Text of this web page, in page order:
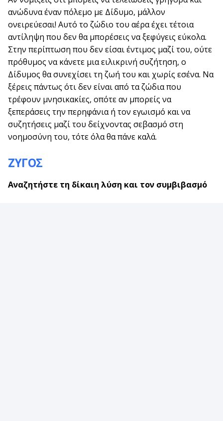
ανώδυνα έναν πόλεμο με Δίδυμο, μάλλον
ονειρεύεσαι! Αυτό το ζώδιο του αέρα έχει τέτοια
αντίληψη που δεν θα μπορέσεις να ξεφύγεις εύκολα.
Στην περίπτωση που δεν είσαι έντιμος μαζί του, ούτε
πρόθυμος να κάνετε μια ειλικρινή συζήτηση, ο
Δίδυμος θα συνεχίσει τη ζωή του και χωρίς εσένα. Να
ξέρεις πάντως ότι δεν είναι από τα ζώδια που
τρέφουν μνησικακίες, οπότε αν μπορείς να
ξεπεράσεις την περηφάνια ή τον εγωισμό και να
συζητήσεις μαζί του δείχνοντας σεβασμό στη
νοημοσύνη του, τότε όλα θα πάνε καλά.
ΖΥΓΟΣ
Αναζητήστε τη δίκαιη λύση και τον συμβιβασμό